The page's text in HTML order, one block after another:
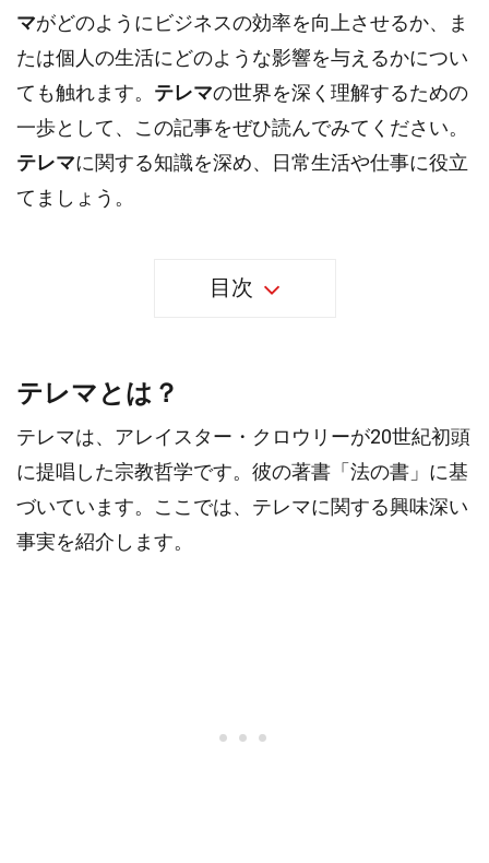
マがどのようにビジネスの効率を向上させるか、ま
たは個人の生活にどのような影響を与えるかについ
ても触れます。 テレマの世界を深く理解するための
一歩として、この記事をぜひ読んでみてください。
テレマに関する知識を深め、日常生活や仕事に役立
てましょう。
目次
テレマとは？
テレマは、アレイスター・クロウリーが20世紀初頭
に提唱した宗教哲学です。彼の著書「法の書」に基
づいています。ここでは、テレマに関する興味深い
事実を紹介します。